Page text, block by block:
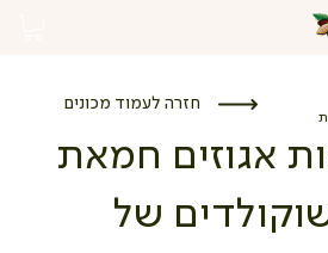
חזרה לעמוד מכונים
אגוזים חמאת
של